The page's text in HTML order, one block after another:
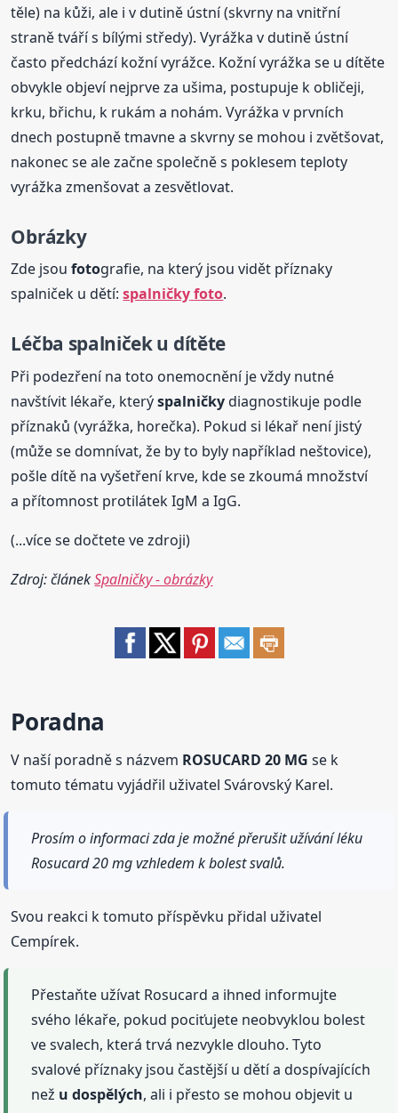
těle) na kůži, ale i v dutině ústní (skvrny na vnitřní
straně tváří s bílými středy). Vyrážka v dutině ústní
často předchází kožní vyrážce. Kožní vyrážka se u dítěte
obvykle objeví nejprve za ušima, postupuje k obličeji,
krku, břichu, k rukám a nohám. Vyrážka v prvních
dnech postupně tmavne a skvrny se mohou i zvětšovat,
nakonec se ale začne společně s poklesem teploty
vyrážka zmenšovat a zesvětlovat.
Obrázky
Zde jsoufotografie, na který jsou vidět příznaky
spalniček u dětí:spalničky foto.
Léčba spalniček u dítěte
Při podezření na toto onemocnění je vždy nutné
navštívit lékaře, kterýspalničkydiagnostikuje podle
příznaků (vyrážka, horečka). Pokud si lékař není jistý
(může se domnívat, že by to byly například neštovice),
pošle dítě na vyšetření krve, kde se zkoumá množství
a přítomnost protilátek IgM a IgG.
(...více se dočtete ve zdroji)
Zdroj: článekSpalničky - obrázky
Poradna
V naší poradně s názvem ROSUCARD 20 MG se k
tomuto tématu vyjádřil uživatel Svárovský Karel.
Prosím o informaci zda je možné přerušit užívání léku
Rosucard 20 mg vzhledem k bolest svalů.
Svou reakci k tomuto příspěvku přidal uživatel
Cempírek.
Přestaňte užívat Rosucard a ihned informujte
svého lékaře, pokud pociťujete neobvyklou bolest
ve svalech, která trvá nezvykle dlouho. Tyto
svalové příznaky jsou častější u dětí a dospívajících
než u dospělých, ali i přesto se mohou objevit u